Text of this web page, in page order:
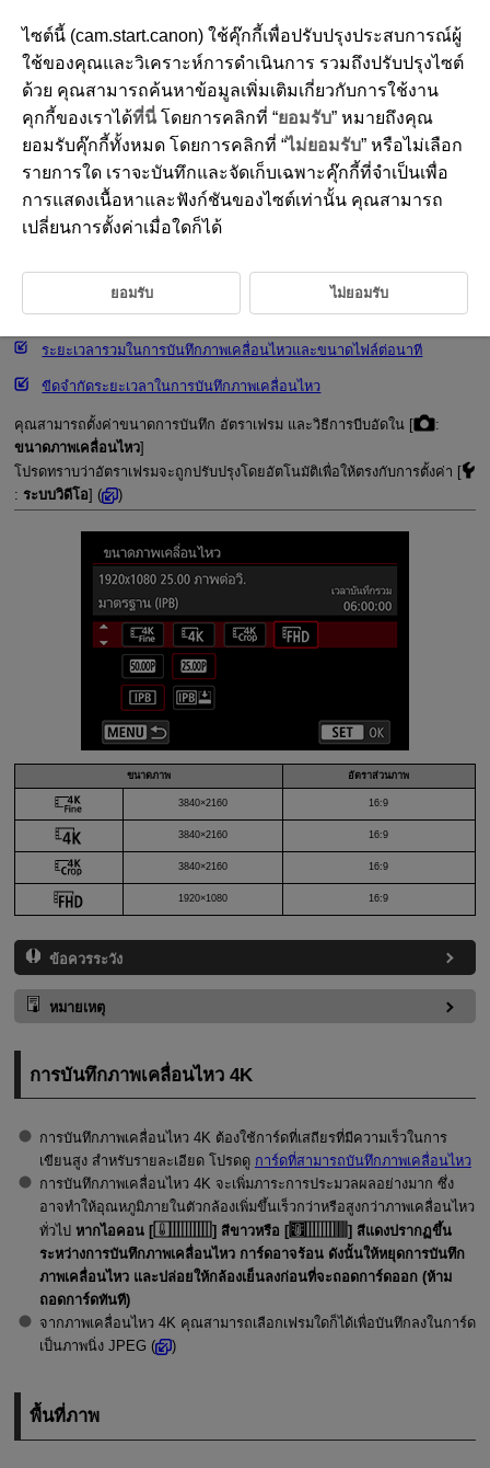
D180-105
ขนาดการบันทึกภาพเคลื่อนไหว
การบันทึกภาพเคลื่อนไหว 4K
พื้นที่ภาพ
การ์ดที่สามารถบันทึกภาพเคลื่อนไหว
ไฟล์ภาพเคลื่อนไหวมีขนาดเกิน 4 GB
ระยะเวลารวมในการบันทึกภาพเคลื่อนไหวและขนาดไฟล์ต่อนาที
ขีดจำกัดระยะเวลาในการบันทึกภาพเคลื่อนไหว
คุณสามารถตั้งค่าขนาดการบันทึก อัตราเฟรม และวิธีการบีบอัดใน [
:
ขนาดภาพเคลื่อนไหว]
โปรดทราบว่าอัตราเฟรมจะถูกปรับปรุงโดยอัตโนมัติเพื่อให้ตรงกับการตั้งค่า [
: ระบบวิดีโอ] ( )
ขนาดภาพ อัตราส่วนภาพ
3840×2160 16:9
3840×2160 16:9
3840×2160 16:9
1920×1080 16:9
ข้อควรระวัง
หมายเหตุ
การบันทึกภาพเคลื่อนไหว 4K
การบันทึกภาพเคลื่อนไหว 4K ต้องใช้การ์ดที่เสถียรที่มีความเร็วในการ
เขียนสูง สำหรับรายละเอียด โปรดดู การ์ดที่สามารถบันทึกภาพเคลื่อนไหว
การบันทึกภาพเคลื่อนไหว 4K จะเพิ่มภาระการประมวลผลอย่างมาก ซึ่ง
อาจทำให้อุณหภูมิภายในตัวกล้องเพิ่มขึ้นเร็วกว่าหรือสูงกว่าภาพเคลื่อนไหว
ทั่วไป หากไอคอน [ ] สีขาวหรือ [
] สีแดงปรากฏขึ้น
ระหว่างการบันทึกภาพเคลื่อนไหว การ์ดอาจร้อน ดังนั้นให้หยุดการบันทึก
ภาพเคลื่อนไหว และปล่อยให้กล้องเย็นลงก่อนที่จะถอดการ์ดออก (ห้าม
ถอดการ์ดทันที)
จากภาพเคลื่อนไหว 4K คุณสามารถเลือกเฟรมใดก็ได้เพื่อบันทึกลงในการ์ด
เป็นภาพนิ่ง JPEG (
)
พื้นที่ภาพ
ไซต์นี้ (cam.start.canon) ใช้คุ๊กกี้เพื่อปรับปรุงประสบการณ์ผู้
ใช้ของคุณและวิเคราะห์การดำเนินการ รวมถึงปรับปรุงไซต์
ด้วย คุณสามารถค้นหาข้อมูลเพิ่มเติมเกี่ยวกับการใช้งาน
คุกกี้ของเราได้ที่นี่โดยการคลิกที่ “ยอมรับ” หมายถึงคุณ
ยอมรับคุ๊กกี้ทั้งหมด โดยการคลิกที่ “ไม่ยอมรับ” หรือไม่เลือก
รายการใด เราจะบันทึกและจัดเก็บเฉพาะคุ๊กกี้ที่จำเป็นเพื่อ
การแสดงเนื้อหาและฟังก์ชันของไซต์เท่านั้น คุณสามารถ
เปลี่ยนการตั้งค่าเมื่อใดก็ได้
ยอมรับ ไม่ยอมรับ